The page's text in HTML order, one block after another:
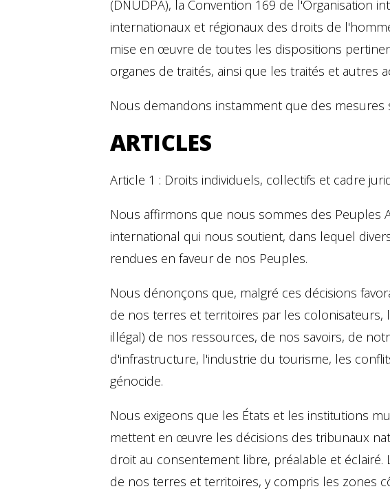
(DNUDPA), la Convention 169 de l'Organisation
internationaux et régionaux des droits de
mise en œuvre de toutes les dispositions
organes de traités, ainsi que les traités et
Nous demandons instamment que des
ARTICLES
Article 1 : Droits individuels, collectifs et cadre
Nous affirmons que nous sommes des
international qui nous soutient, dans lequel
rendues en faveur de nos Peuples.
Nous dénonçons que, malgré ces décisions
de nos terres et territoires par les colonisateurs,
illégal) de nos ressources, de nos savoirs, de
d'infrastructure, l'industrie du tourisme, les
génocide.
Nous exigeons que les États et les institutions
mettent en œuvre les décisions des tribunaux
droit au consentement libre, préalable et
de nos terres et territoires, y compris les zones